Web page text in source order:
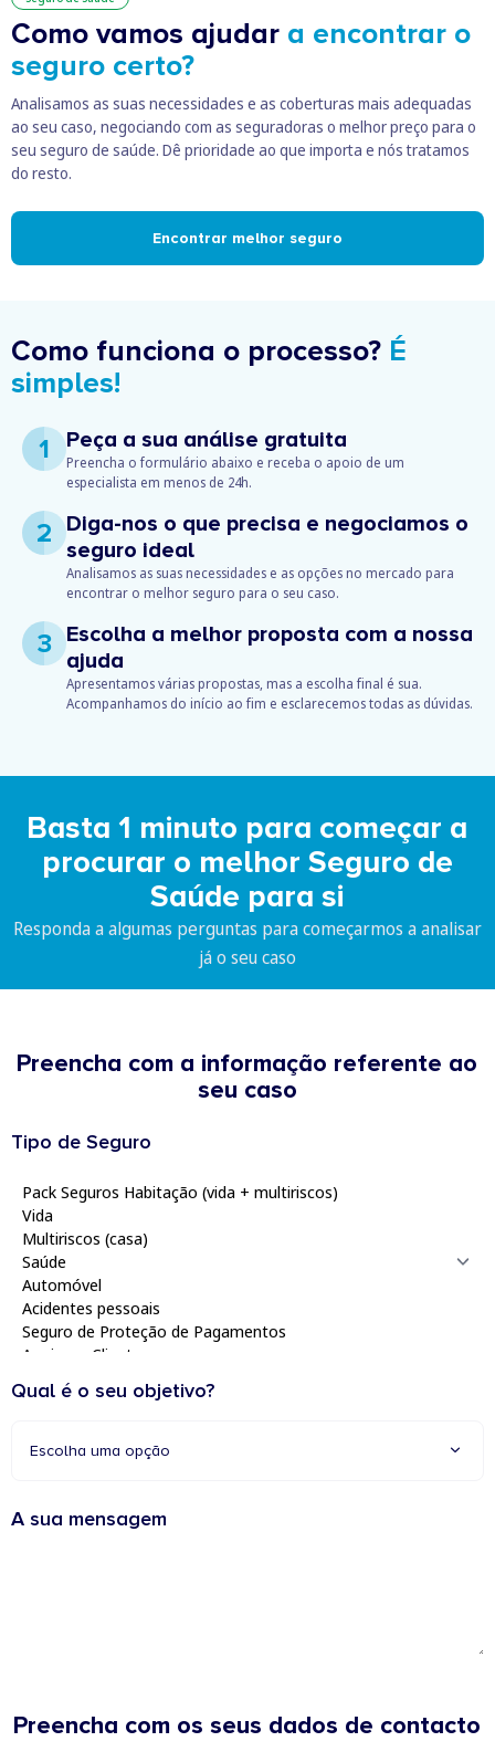
Como vamos ajudar a encontrar o
seguro certo?
Analisamos as suas necessidades e as coberturas mais adequadas
ao seu caso, negociando com as seguradoras o melhor preço para o
seu seguro de saúde. Dê prioridade ao que importa e nós tratamos
do resto.
Encontrar melhor seguro
Como funciona o processo? É
simples!
1 Peça a sua análise gratuita
Preencha o formulário abaixo e receba o apoio de um
especialista em menos de 24h.
2
Diga-nos o que precisa e negociamos o
seguro ideal
Analisamos as suas necessidades e as opções no mercado para
encontrar o melhor seguro para o seu caso.
3
Escolha a melhor proposta com a nossa
ajuda
Apresentamos várias propostas, mas a escolha final é sua.
Acompanhamos do início ao fim e esclarecemos todas as dúvidas.
Basta 1 minuto para começar a
procurar o melhor Seguro de
Saúde para si
Responda a algumas perguntas para começarmos a analisar
já o seu caso
Preencha com a informação referente ao
seu caso
Tipo de Seguro
Qual é o seu objetivo?
Escolha uma opção
A sua mensagem
Preencha com os seus dados de contacto